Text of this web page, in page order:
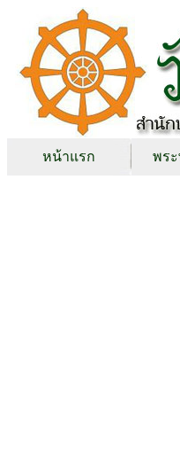
หน้าแรก พร